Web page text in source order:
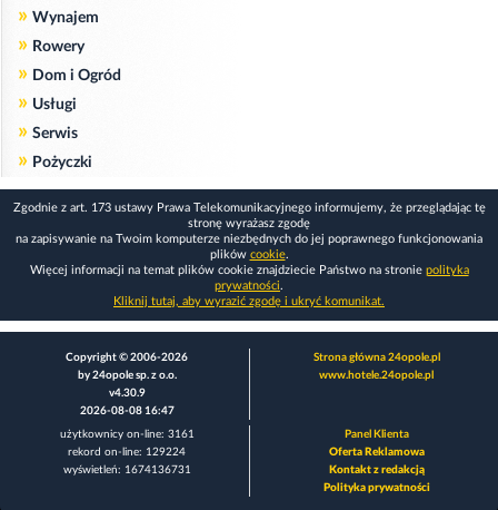
» Wynajem
» Rowery
» Dom i Ogród
» Usługi
» Serwis
» Pożyczki
Zgodnie z art. 173 ustawy Prawa Telekomunikacyjnego informujemy, że przeglądając tę
stronę wyrażasz zgodę
na zapisywanie na Twoim komputerze niezbędnych do jej poprawnego funkcjonowania
plików cookie.
Więcej informacji na temat plików cookie znajdziecie Państwo na stronie polityka
prywatności.
Kliknij tutaj, aby wyrazić zgodę i ukryć komunikat.
Copyright © 2006-2026
by 24opole sp. z o.o.
v4.30.9
2026-08-08 16:47
Strona główna 24opole.pl
www.hotele.24opole.pl
użytkownicy on-line: 3161
rekord on-line: 129224
wyświetleń: 1674136731
Panel Klienta
Oferta Reklamowa
Kontakt z redakcją
Polityka prywatności